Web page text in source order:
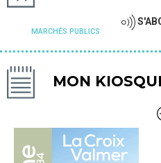
MARCHÉS PUBLICS
MÉTÉO ET PLAGES
MON